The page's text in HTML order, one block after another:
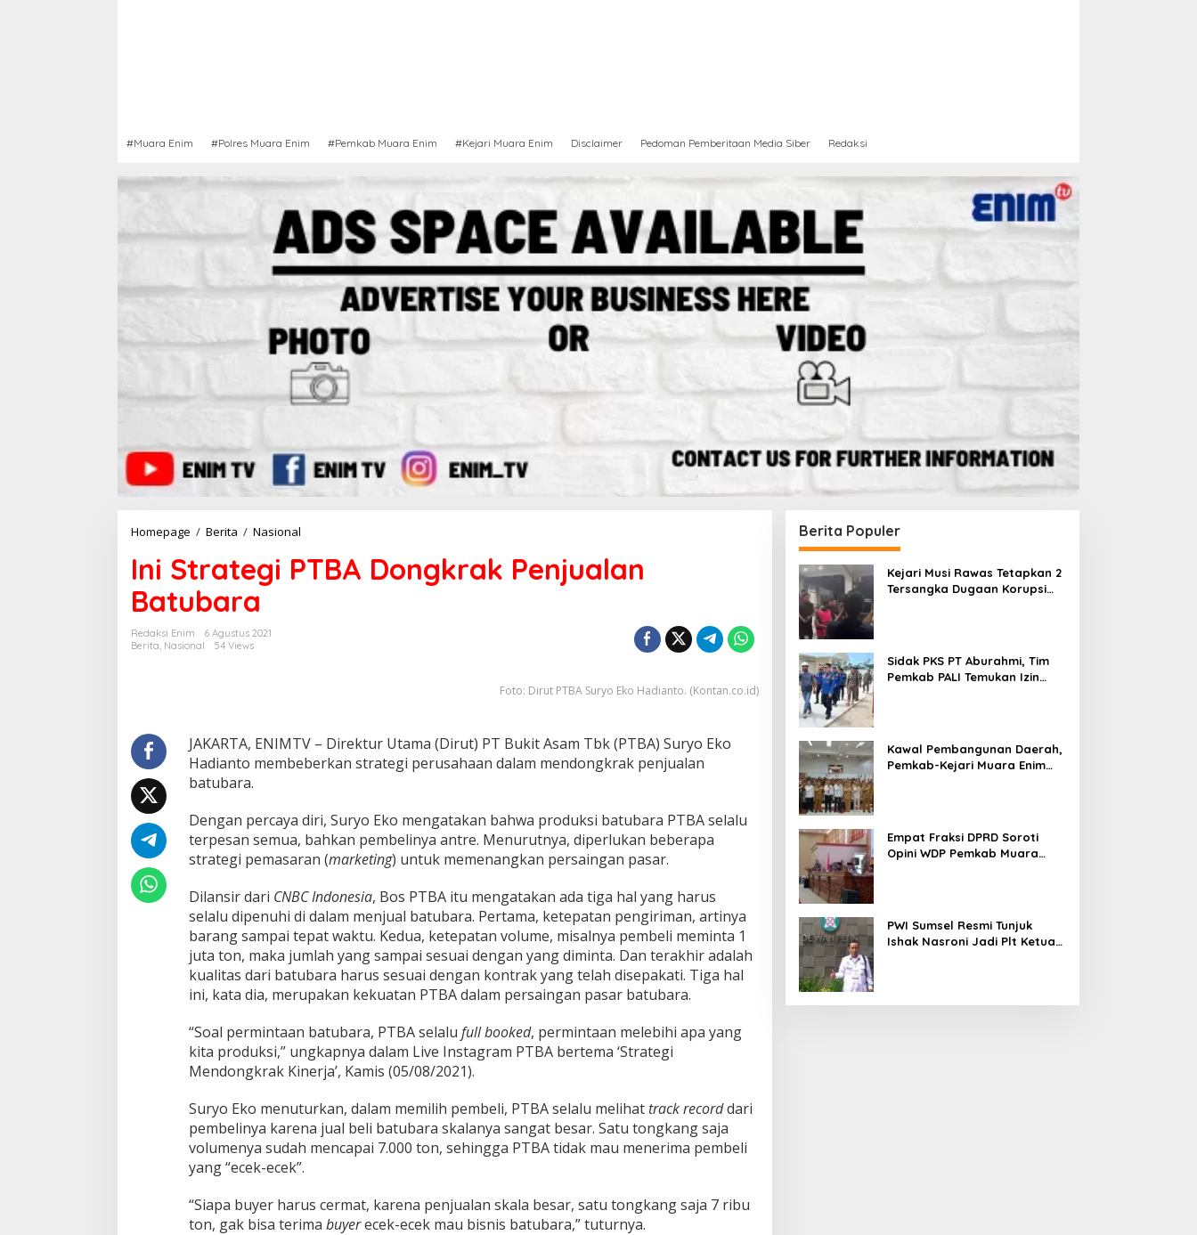
#Muara Enim #Polres Muara Enim #Pemkab Muara Enim #Kejari Muara Enim Disclaimer Pedoman Pemberitaan Media Siber Redaksi
Homepage / Berita / Nasional
i
B
A
D
g
k
a
P
e
n
u
a
l
n
a
t
b
a
a
Ini Strategi PTBA Dongkrak Penjualan
Batubara
Redaksi Enim
6 Agustus 2021
Berita Nasional 54 Views
Foto: Dirut PTBA Suryo Eko Hadianto. (Kontan.co.id)
JAKARTA, ENIMTV – Direktur Utama (Dirut) PT Bukit Asam Tbk (PTBA) Suryo Eko
Hadianto membeberkan strategi perusahaan dalam mendongkrak penjualan
batubara.
Dengan percaya diri, Suryo Eko mengatakan bahwa produksi batubara PTBA selalu
terpesan semua, bahkan pembelinya antre. Menurutnya, diperlukan beberapa
strategi pemasaran (marketing) untuk memenangkan persaingan pasar.
Dilansir dari CNBC Indonesia, Bos PTBA itu mengatakan ada tiga hal yang harus
selalu dipenuhi di dalam menjual batubara. Pertama, ketepatan pengiriman, artinya
barang sampai tepat waktu. Kedua, ketepatan volume, misalnya pembeli meminta 1
juta ton, maka jumlah yang sampai sesuai dengan yang diminta. Dan terakhir adalah
kualitas dari batubara harus sesuai dengan kontrak yang telah disepakati. Tiga hal
ini, kata dia, merupakan kekuatan PTBA dalam persaingan pasar batubara.
“Soal permintaan batubara, PTBA selalu full booked, permintaan melebihi apa yang
kita produksi,” ungkapnya dalam Live Instagram PTBA bertema ‘Strategi
Mendongkrak Kinerja’, Kamis (05/08/2021).
Suryo Eko menuturkan, dalam memilih pembeli, PTBA selalu melihat track recorddari
pembelinya karena jual beli batubara skalanya sangat besar. Satu tongkang saja
volumenya sudah mencapai 7.000 ton, sehingga PTBA tidak mau menerima pembeli
yang “ecek-ecek”.
“Siapa buyer harus cermat, karena penjualan skala besar, satu tongkang saja 7 ribu
ton, gak bisa terima buyerecek-ecek mau bisnis batubara,” tuturnya.
Berita Populer
Kejari Musi Rawas Tetapkan 2
Tersangka Dugaan Korupsi
Sidak PKS PT Aburahmi, Tim
Pemkab PALI Temukan Izin
Kawal Pembangunan Daerah,
Pemkab-Kejari Muara Enim
Empat Fraksi DPRD Soroti
Opini WDP Pemkab Muara
PWI Sumsel Resmi Tunjuk
Ishak Nasroni Jadi Plt Ketua